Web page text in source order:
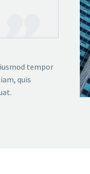
tempor
quis